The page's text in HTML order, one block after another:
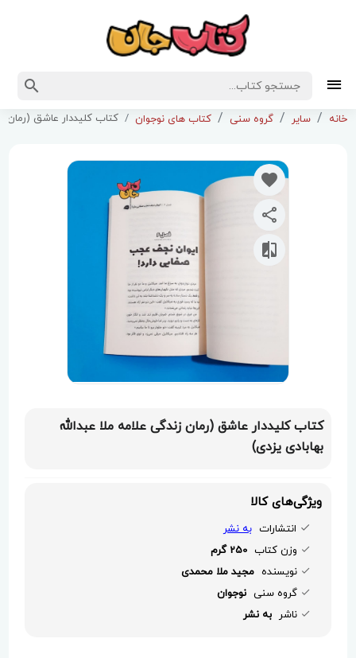
خانه سایر گروه سنی کتاب های نوجوان کتاب کلیددار عاشق (رمان
کتاب کلیددار عاشق (رمان زندگی علامه ملا عبدالله
بهابادی یزدی)
ویژگی‌های کالا
انتشارات به نشر
وزن کتاب 250 گرم
نویسنده مجید ملا محمدی
گروه سنی نوجوان
ناشر به نشر